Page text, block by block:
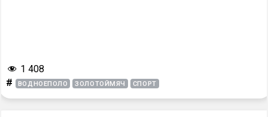
1 408
# ВОДНОЕПОЛО ЗОЛОТОЙМЯЧ СПОРТ